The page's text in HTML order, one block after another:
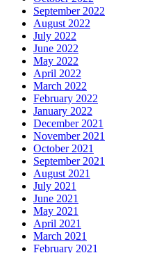
September 2022
August 2022
July 2022
June 2022
May 2022
April 2022
March 2022
February 2022
January 2022
December 2021
November 2021
October 2021
September 2021
August 2021
July 2021
June 2021
May 2021
April 2021
March 2021
February 2021